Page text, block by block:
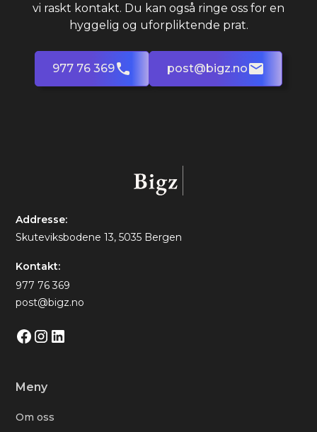
vi raskt kontakt. Du kan også ringe oss for en
hyggelig og uforpliktende prat.
977 76 369 post@bigz.no
Addresse:
Skuteviksbodene 13, 5035 Bergen
Kontakt:
977 76 369
post@bigz.no
Meny
Om oss